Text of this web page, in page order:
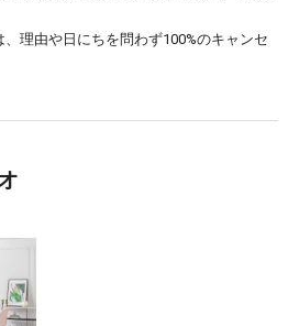
理由や日にちを問わず100%のキャンセ